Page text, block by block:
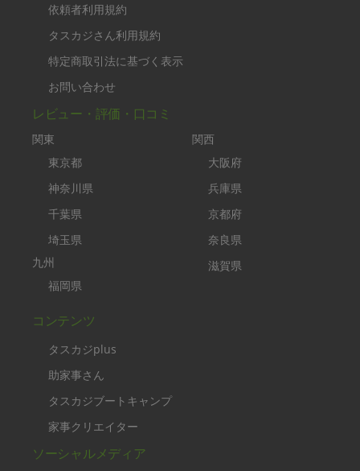
依頼者利用規約
タスカジさん利用規約
特定商取引法に基づく表示
お問い合わせ
レビュー・評価・口コミ
関東
東京都
神奈川県
千葉県
埼玉県
九州
福岡県
関西
大阪府
兵庫県
京都府
奈良県
滋賀県
コンテンツ
タスカジplus
助家事さん
タスカジブートキャンプ
家事クリエイター
ソーシャルメディア